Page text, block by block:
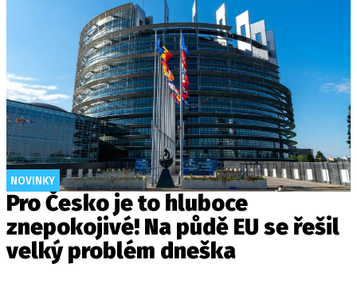
NOVINKY
Pro Česko je to hluboce
znepokojivé! Na půdě EU se řešil
velký problém dneška